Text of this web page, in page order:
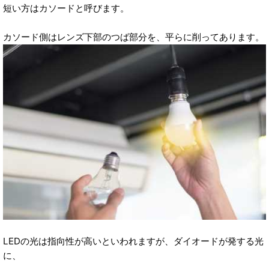
短い方はカソードと呼びます。
カソード側はレンズ下部のつば部分を、平らに削ってあります。
LEDの光は指向性が高いといわれますが、ダイオードが発する光
に、